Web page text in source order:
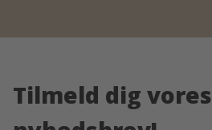
Tilmeld dig vores